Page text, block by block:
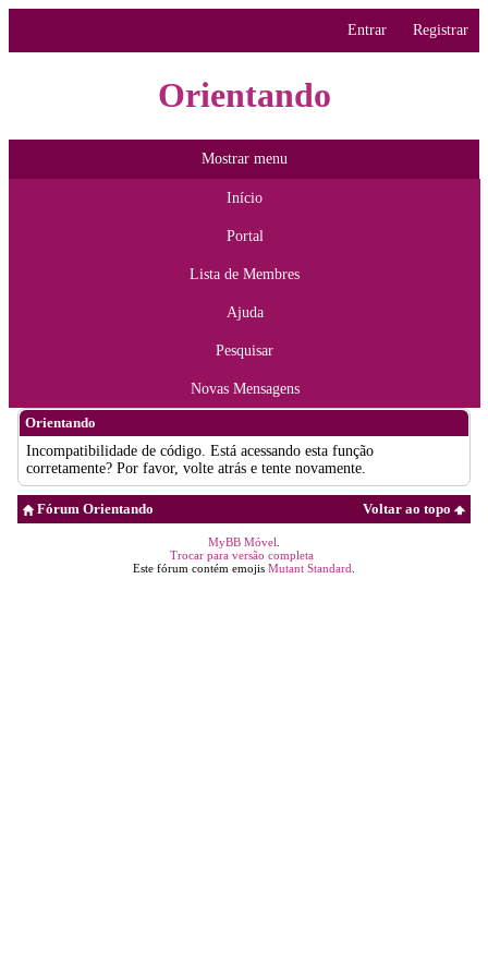
Entrar Registrar
Orientando
Mostrar menu
Início
Portal
Lista de Membres
Ajuda
Pesquisar
Novas Mensagens
Orientando
Incompatibilidade de código. Está acessando esta função
corretamente? Por favor, volte atrás e tente novamente.
Voltar ao topo
Fórum Orientando
MyBB Móvel
Trocar para versão completa
Este fórum contém emojis Mutant Standard